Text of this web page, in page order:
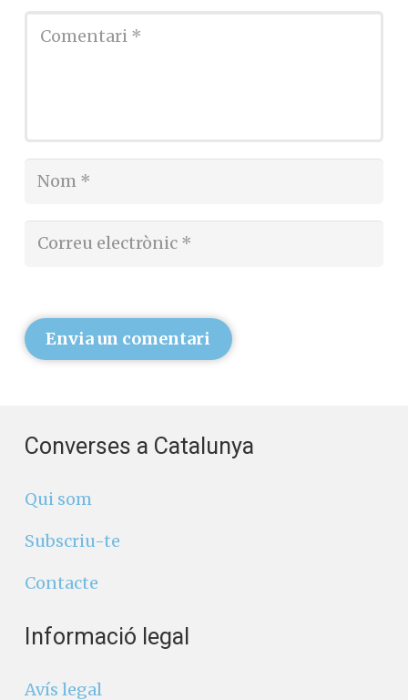
Envia un comentari
Converses a Catalunya
Qui som
Subscriu-te
Contacte
Informació legal
Avís legal